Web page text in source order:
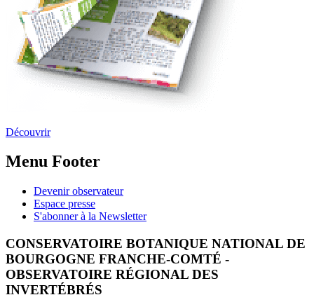
Découvrir
Menu Footer
Devenir observateur
Espace presse
S'abonner à la Newsletter
CONSERVATOIRE BOTANIQUE NATIONAL DE
BOURGOGNE FRANCHE-COMTÉ -
OBSERVATOIRE RÉGIONAL DES
INVERTÉBRÉS